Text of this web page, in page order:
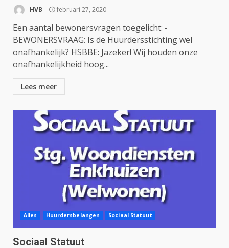
HVB februari 27, 2020
Een aantal bewonersvragen toegelicht: -
BEWONERSVRAAG: Is de Huurdersstichting wel
onafhankelijk? HSBBE: Jazeker! Wij houden onze
onafhankelijkheid hoog...
Lees meer
Alles Huurdersbelangen Sociaal Statuut
Sociaal Statuut